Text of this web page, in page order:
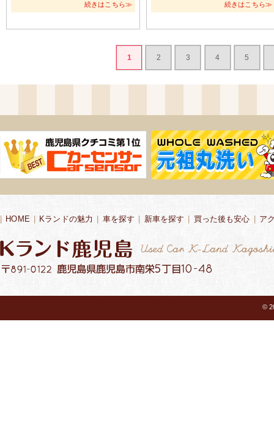
続きはこちら≫ 続きはこちら≫
1 2 3 4 5
HOME Kランドの魅力 車を探す 新車を探す 買った後も安心 ア
©